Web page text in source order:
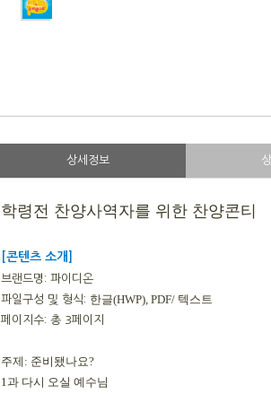
상세정보
학령전 찬양사역자를 위한 찬양콘티
[콘텐츠 소개]
브랜드명: 파이디온
파일구성 및 형식: 한글(HWP), PDF/ 텍스트
페이지수: 총 3페이지
주제: 준비됐나요?
1과 다시 오실 예수님